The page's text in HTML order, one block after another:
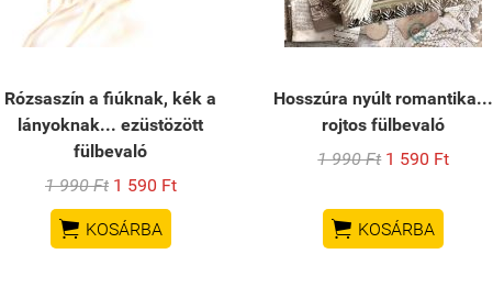
Rózsaszín a fiúknak, kék a
lányoknak... ezüstözött
fülbevaló
1 990 Ft 1 590 Ft
 KOSÁRBA
Hosszúra nyúlt romantika...
rojtos fülbevaló
1 990 Ft 1 590 Ft
 KOSÁRBA